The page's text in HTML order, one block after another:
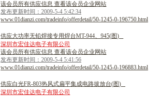
该会员所有供应信息 查看该会员企业网站
发布更新时间：2009-5-4 5:42:34
www.01dianzi.com/tradeinfo/offerdetail/50-1245-0-196750.html
供应大功率无铅焊接专用焊台MT-944、 945(图)
深圳市宏佳达电子有限公司
该会员所有供应信息 查看该会员企业网站
发布更新时间：2009-5-4 5:41:56
www.01dianzi.com/tradeinfo/offerdetail/50-1245-0-196883.html
供应白光FR-803热风式扁平集成电路拔放台(图)
深圳市宏佳达电子有限公司